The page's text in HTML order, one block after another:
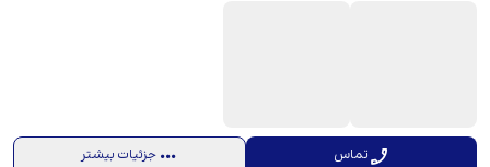
تماس جزئیات بیشتر